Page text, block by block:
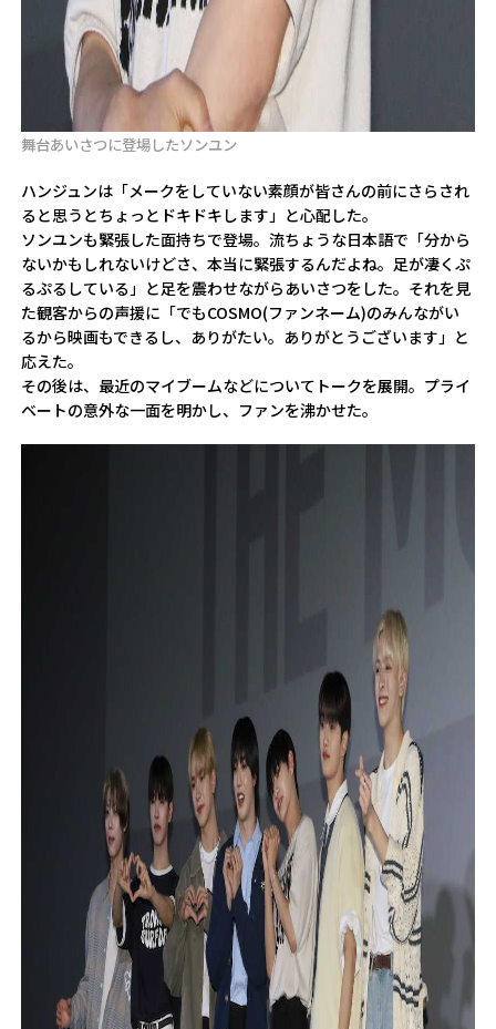
舞台あいさつに登場したソンユン
ハンジュンは「メークをしていない素顔が皆さんの前にさらされ
ると思うとちょっとドキドキします」と心配した。
ソンユンも緊張した面持ちで登場。流ちょうな日本語で「分から
ないかもしれないけどさ、本当に緊張するんだよね。足が凄くぷ
るぷるしている」と足を震わせながらあいさつをした。それを見
た観客からの声援に「でもCOSMO(ファンネーム)のみんながい
るから映画もできるし、ありがたい。ありがとうございます」と
応えた。
その後は、最近のマイブームなどについてトークを展開。プライ
ベートの意外な一面を明かし、ファンを沸かせた。